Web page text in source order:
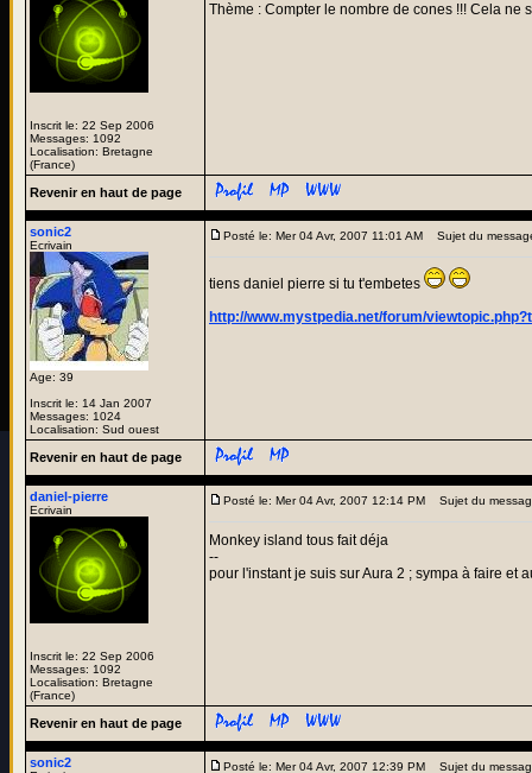
Inscrit le: 22 Sep 2006
Messages: 1092
Localisation: Bretagne
(France)
Thème : Compter le nombre de cones !!! Cela ne
Revenir en haut de page
sonic2
Ecrivain
Age: 39
Inscrit le: 14 Jan 2007
Messages: 1024
Localisation: Sud ouest
Posté le: Mer 04 Avr, 2007 11:01 AM Sujet du
tiens daniel pierre si tu t'embetes
http://www.mystpedia.net/forum/
Revenir en haut de page
daniel-pierre
Ecrivain
Inscrit le: 22 Sep 2006
Messages: 1092
Localisation: Bretagne
(France)
Posté le: Mer 04 Avr, 2007 12:14 PM Sujet du
Monkey island tous fait déja
--
pour l'instant je suis sur Aura 2 ; sympa à faire et
Revenir en haut de page
sonic2 Posté le: Mer 04 Avr, 2007 12:39 PM Sujet du